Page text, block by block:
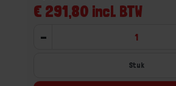
€ 291,80 incl. BTW
-
Stuk